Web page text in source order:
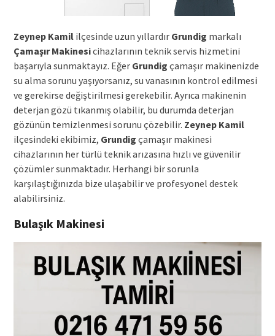
Zeynep Kamililçesinde uzun yıllardır Grundig markalı
Çamaşır Makinesicihazlarının teknik servis hizmetini
başarıyla sunmaktayız. Eğer Grundig çamaşır makinenizde
su alma sorunu yaşıyorsanız, su vanasının kontrol edilmesi
ve gerekirse değiştirilmesi gerekebilir. Ayrıca makinenin
deterjan gözü tıkanmış olabilir, bu durumda deterjan
gözünün temizlenmesi sorunu çözebilir. Zeynep Kamil
ilçesindeki ekibimiz, Grundig çamaşır makinesi
cihazlarının her türlü teknik arızasına hızlı ve güvenilir
çözümler sunmaktadır. Herhangi bir sorunla
karşılaştığınızda bize ulaşabilir ve profesyonel destek
alabilirsiniz.
Bulaşık Makinesi